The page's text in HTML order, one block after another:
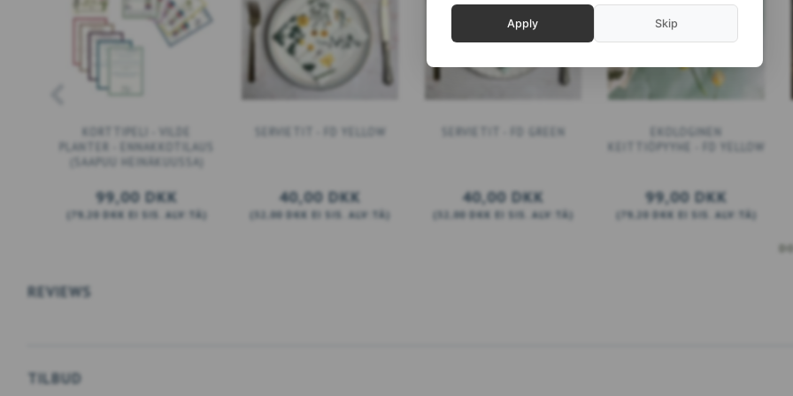
KORTTIPELI - VILDE
PLANTER - ENNAKKOTILAUS
(SAAPUU HEINÄKUUSSA)
99,00 DKK
( 79,20 DKK EI SIS. ALV:TÄ)
SERVIETIT - FD YELLOW
40,00 DKK
(32,00 DKK EI SIS. ALV:TÄ)
SERVIETIT - FD GREEN
40,00 DKK
(32,00 DKK EI SIS. ALV:TÄ)
EKOLOGINEN
KEITTIÖPYYHE - FD YELLOW
99,00 DKK
( 79,20 DKK EI SIS. ALV:TÄ)
REVIEWS
TILBUD
Apply Skip